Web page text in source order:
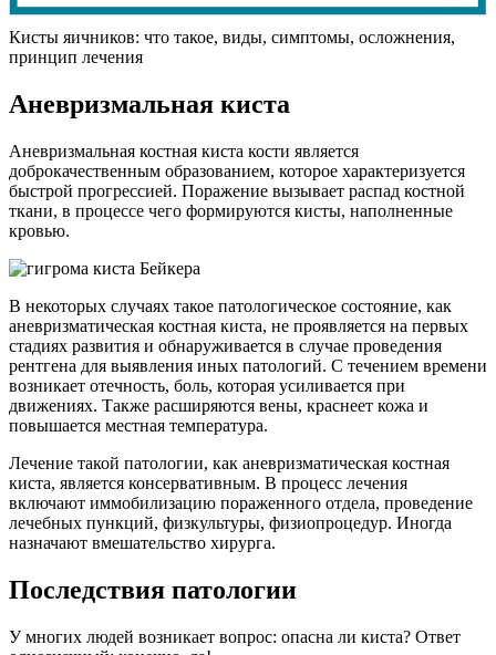
Кисты яичников: что такое, виды, симптомы, осложнения,
принцип лечения
Аневризмальная киста
Аневризмальная костная киста кости является
доброкачественным образованием, которое характеризуется
быстрой прогрессией. Поражение вызывает распад костной
ткани, в процессе чего формируются кисты, наполненные
кровью.
В некоторых случаях такое патологическое состояние, как
аневризматическая костная киста, не проявляется на первых
стадиях развития и обнаруживается в случае проведения
рентгена для выявления иных патологий. С течением времени
возникает отечность, боль, которая усиливается при
движениях. Также расширяются вены, краснеет кожа и
повышается местная температура.
Лечение такой патологии, как аневризматическая костная
киста, является консервативным. В процесс лечения
включают иммобилизацию пораженного отдела, проведение
лечебных пункций, физкультуры, физиопроцедур. Иногда
назначают вмешательство хирурга.
Последствия патологии
У многих людей возникает вопрос: опасна ли киста? Ответ